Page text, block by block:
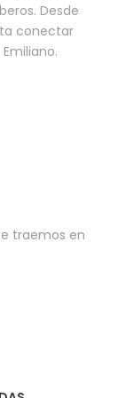
Desde
conectar
traemos en